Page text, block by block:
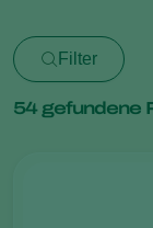
Filter
54gefundene